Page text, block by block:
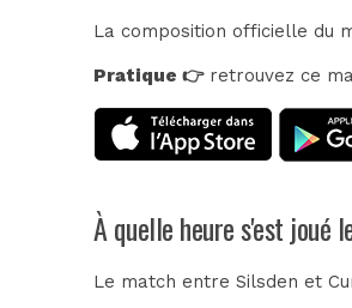
La composition officielle du
Pratique 👉retrouvez ce
À quelle heure s'est joué
Le match entre Silsden et